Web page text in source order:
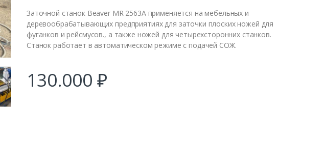
Заточной станок Beaver MR 2563A применяется на мебельных и
деревообрабатывающих предприятиях для заточки плоских ножей для
фуганков и рейсмусов., а также ножей для четырехсторонних станков.
Станок работает в автоматическом режиме с подачей СОЖ.
130.000 ₽